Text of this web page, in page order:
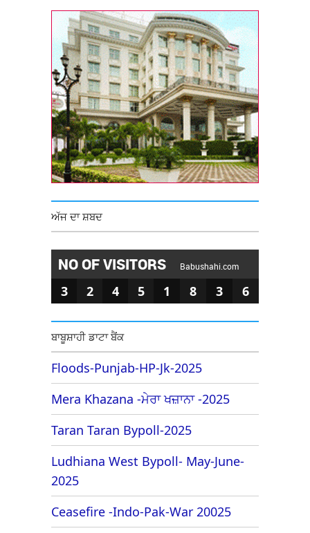
ਅੱਜ ਦਾ ਸ਼ਬਦ
NO OF VISITORS Babushahi.com
3 2 4 5 1 8 3 6
ਬਾਬੂਸ਼ਾਹੀ ਡਾਟਾ ਬੈਂਕ
Floods-Punjab-HP-Jk-2025
Mera Khazana -ਮੇਰਾ ਖਜ਼ਾਨਾ -2025
Taran Taran Bypoll-2025
Ludhiana West Bypoll- May-June-
2025
Ceasefire -Indo-Pak-War 20025